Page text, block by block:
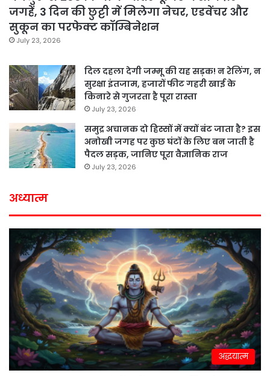
जगहें, 3 दिन की छुट्टी में मिलेगा नेचर, एडवेंचर और
सुकून का परफेक्ट कॉम्बिनेशन
July 23, 2026
दिल दहला देगी जम्मू की यह सड़क! न रेलिंग, न
सुरक्षा इंतजाम, हजारों फीट गहरी खाई के
किनारे से गुजरता है पूरा रास्ता
July 23, 2026
समुद्र अचानक दो हिस्सों में क्यों बंट जाता है? इस
अनोखी जगह पर कुछ घंटों के लिए बन जाती है
पैदल सड़क, जानिए पूरा वैज्ञानिक राज
July 23, 2026
अध्यात्म
अद्धयात्म